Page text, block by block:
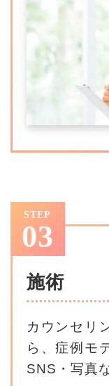
STEP
03
施術
カウンセリ
ら、症例モ
SNS・写真